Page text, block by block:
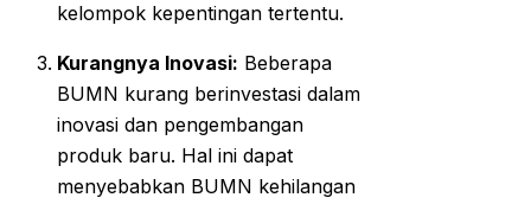
kelompok kepentingan tertentu.
Kurangnya Inovasi: Beberapa
BUMN kurang berinvestasi dalam
inovasi dan pengembangan
produk baru. Hal ini dapat
menyebabkan BUMN kehilangan